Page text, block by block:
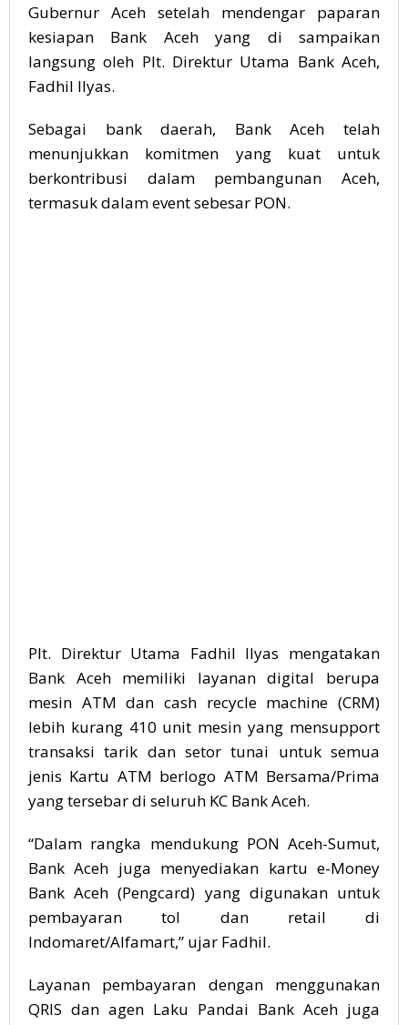
Gubernur Aceh setelah mendengar paparan
kesiapan Bank Aceh yang di sampaikan
langsung oleh Plt. Direktur Utama Bank Aceh,
Fadhil Ilyas.
Sebagai bank daerah, Bank Aceh telah
menunjukkan komitmen yang kuat untuk
berkontribusi dalam pembangunan Aceh,
termasuk dalam event sebesar PON.
Plt. Direktur Utama Fadhil Ilyas mengatakan
Bank Aceh memiliki layanan digital berupa
mesin ATM dan cash recycle machine (CRM)
lebih kurang 410 unit mesin yang mensupport
transaksi tarik dan setor tunai untuk semua
jenis Kartu ATM berlogo ATM Bersama/Prima
yang tersebar di seluruh KC Bank Aceh.
“Dalam rangka mendukung PON Aceh-Sumut,
Bank Aceh juga menyediakan kartu e-Money
Bank Aceh (Pengcard) yang digunakan untuk
pembayaran tol dan retail di
Indomaret/Alfamart,” ujar Fadhil.
Layanan pembayaran dengan menggunakan
QRIS dan agen Laku Pandai Bank Aceh juga